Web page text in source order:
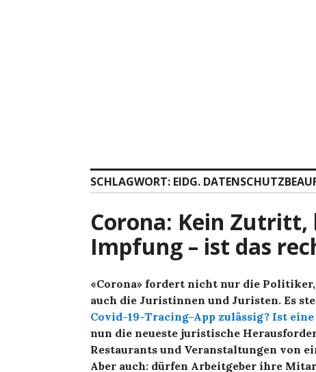
SCHLAGWORT: EIDG.
Corona: Kein
Impfung – ist das
«Corona» fordert nicht nur die
auch die Juristinnen und Juristen. Es
Covid-19-Tracing-App zulässig? Ist
nun die neueste juristische
Restaurants und Veranstaltungen von
Aber auch: dürfen Arbeitgeber ihre